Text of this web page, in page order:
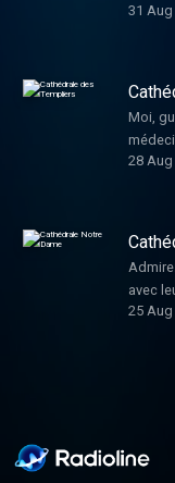
31 Aug
Moi,
28 Aug
avec
25 Aug